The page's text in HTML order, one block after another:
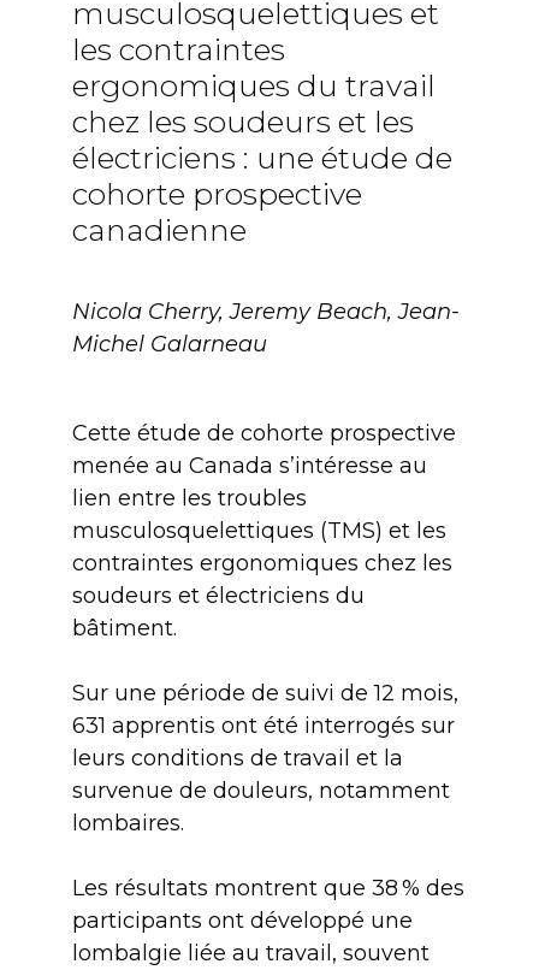
musculosquelettiques et
les contraintes
ergonomiques du travail
chez les soudeurs et les
électriciens : une étude de
cohorte prospective
canadienne
Nicola Cherry, Jeremy Beach, Jean-
Michel Galarneau
Cette étude de cohorte prospective
menée au Canada s’intéresse au
lien entre les troubles
musculosquelettiques (TMS) et les
contraintes ergonomiques chez les
soudeurs et électriciens du
bâtiment.
Sur une période de suivi de 12 mois,
631 apprentis ont été interrogés sur
leurs conditions de travail et la
survenue de douleurs, notamment
lombaires.
Les résultats montrent que 38 % des
participants ont développé une
lombalgie liée au travail, souvent